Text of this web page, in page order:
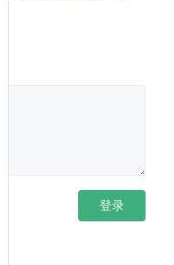
问题马上来了。
Token？
条链路都挂了？
过程完全说不清？
处胶水代码？登录